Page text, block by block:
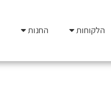
הלקוחות החנות